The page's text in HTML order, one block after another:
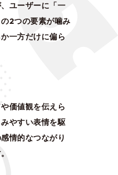
ユーザーに「一
2つの要素が噛み
一方だけに偏ら
価値観を伝えら
やすい表情を駆
情的なつながり